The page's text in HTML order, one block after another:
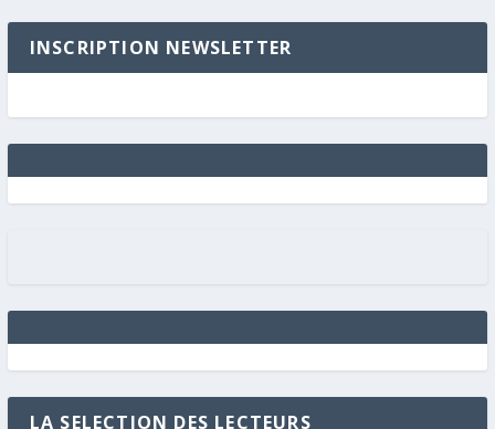
INSCRIPTION NEWSLETTER
LA SELECTION DES LECTEURS